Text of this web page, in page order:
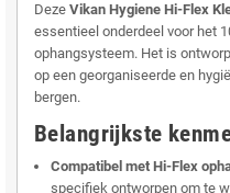
Deze Vikan Hygiene Hi-Flex
essentieel onderdeel voor het
ophangsysteem. Het is
op een georganiseerde en
bergen.
Belangrijkste
Compatibel met Hi-Flex
specifiek ontworpen om te